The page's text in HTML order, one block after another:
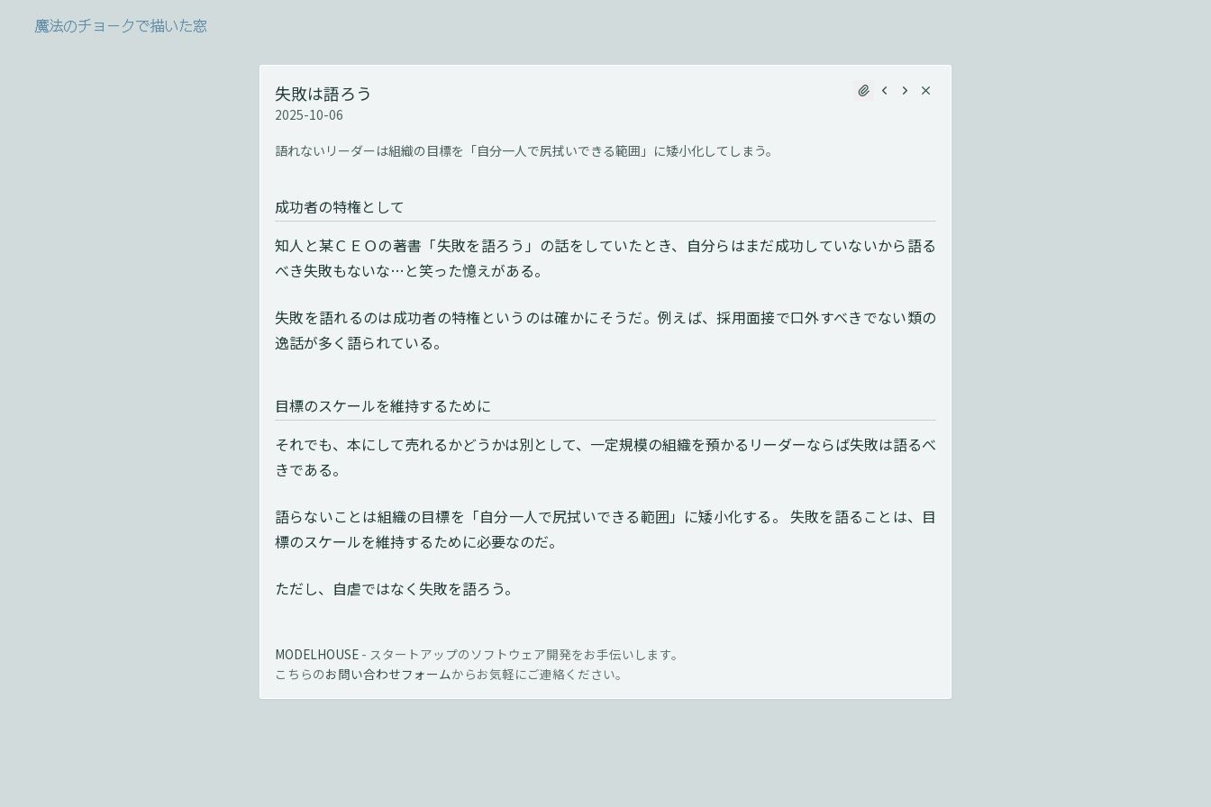
魔法のチョークで描いた窓
失敗は語ろう
2025-10-06
語れないリーダーは組織の目標を「自分一人で尻拭いできる範囲」に矮小化してしまう。
成功者の特権として
知人と某ＣＥＯの著書「失敗を語ろう」の話をしていたとき、自分らはまだ成功していないから語る
べき失敗もないな…と笑った憶えがある。
失敗を語れるのは成功者の特権というのは確かにそうだ。例えば、採用面接で口外すべきでない類の
逸話が多く語られている。
目標のスケールを維持するために
それでも、本にして売れるかどうかは別として、一定規模の組織を預かるリーダーならば失敗は語るべ
きである。
語らないことは組織の目標を「自分一人で尻拭いできる範囲」に矮小化する。 失敗を語ることは、目
標のスケールを維持するために必要なのだ。
ただし、自虐ではなく失敗を語ろう。
MODELHOUSE - スタートアップのソフトウェア開発をお手伝いします。
こちらのお問い合わせフォームからお気軽にご連絡ください。